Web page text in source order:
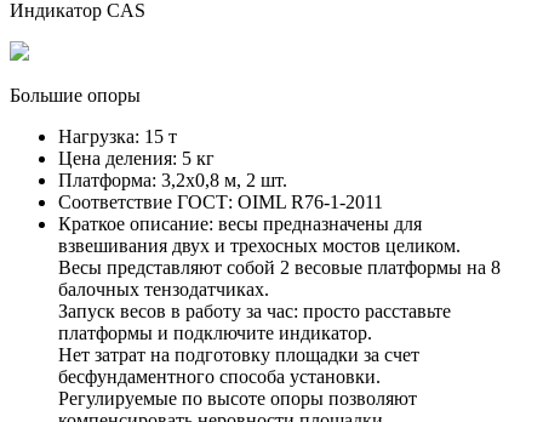
Индикатор CAS
Большие опоры
Нагрузка: 15 т
Цена деления: 5 кг
Платформа: 3,2х0,8 м, 2 шт.
Соответствие ГОСТ: OIML R76-1-2011
Краткое описание: весы предназначены для
взвешивания двух и трехосных мостов целиком.
Весы представляют собой 2 весовые платформы на 8
балочных тензодатчиках.
Запуск весов в работу за час: просто расставьте
платформы и подключите индикатор.
Нет затрат на подготовку площадки за счет
бесфундаментного способа установки.
Регулируемые по высоте опоры позволяют